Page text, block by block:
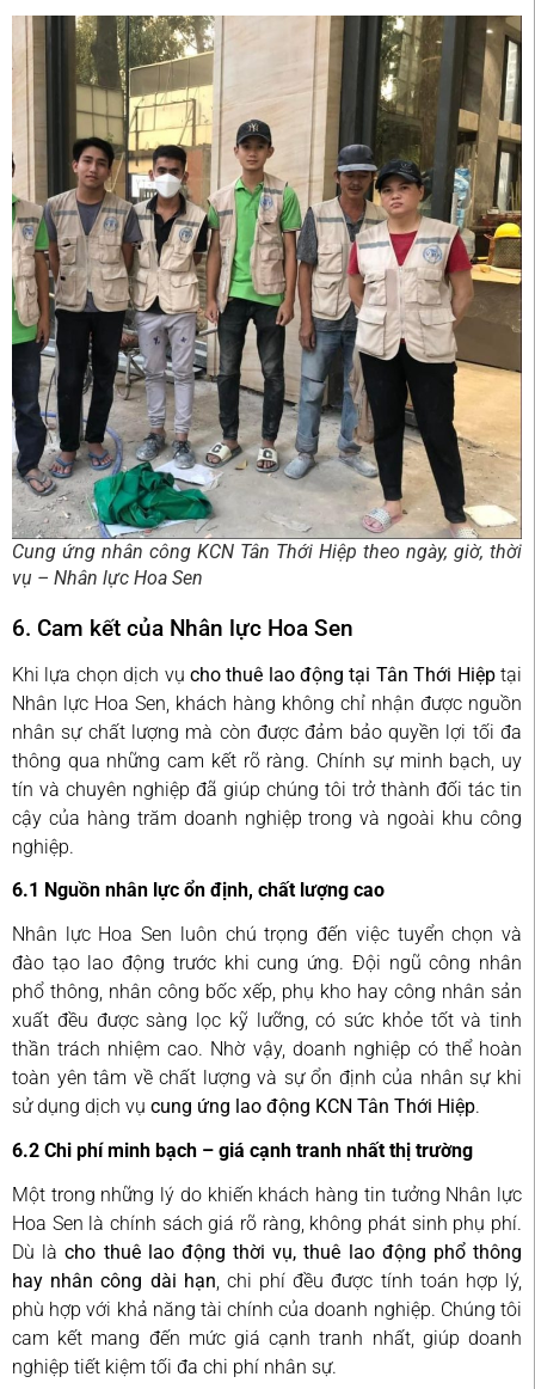
Cung ứng nhân công KCN Tân Thới Hiệp theo ngày, giờ, thời
vụ – Nhân lực Hoa Sen
6. Cam kết của Nhân lực Hoa Sen
Khi lựa chọn dịch vụ cho thuê lao động tại Tân Thới Hiệptại
Nhân lực Hoa Sen, khách hàng không chỉ nhận được nguồn
nhân sự chất lượng mà còn được đảm bảo quyền lợi tối đa
thông qua những cam kết rõ ràng. Chính sự minh bạch, uy
tín và chuyên nghiệp đã giúp chúng tôi trở thành đối tác tin
cậy của hàng trăm doanh nghiệp trong và ngoài khu công
nghiệp.
6.1 Nguồn nhân lực ổn định, chất lượng cao
Nhân lực Hoa Sen luôn chú trọng đến việc tuyển chọn và
đào tạo lao động trước khi cung ứng. Đội ngũ công nhân
phổ thông, nhân công bốc xếp, phụ kho hay công nhân sản
xuất đều được sàng lọc kỹ lưỡng, có sức khỏe tốt và tinh
thần trách nhiệm cao. Nhờ vậy, doanh nghiệp có thể hoàn
toàn yên tâm về chất lượng và sự ổn định của nhân sự khi
sử dụng dịch vụ cung ứng lao động KCN Tân Thới Hiệp.
6.2 Chi phí minh bạch – giá cạnh tranh nhất thị trường
Một trong những lý do khiến khách hàng tin tưởng Nhân lực
Hoa Sen là chính sách giá rõ ràng, không phát sinh phụ phí.
Dù làcho thuê lao động thời vụ, thuê lao động phổ thông
hay nhân công dài hạn , chi phí đều được tính toán hợp lý,
phù hợp với khả năng tài chính của doanh nghiệp. Chúng tôi
cam kết mang đến mức giá cạnh tranh nhất, giúp doanh
nghiệp tiết kiệm tối đa chi phí nhân sự.